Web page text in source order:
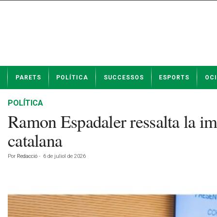
t
PARETS POLÍTICA SUCCESSOS ESPORTS OCI
POLÍTICA
Ramon Espadaler ressalta la
catalana
Por Redacció - 6 de juliol de 2026